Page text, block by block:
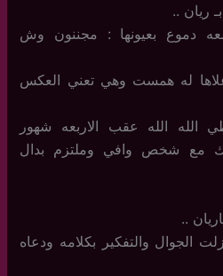
ريان ..
دموع بعيونها : مجننون وش
له همست وهي تعني العكس
الله عقب الاربعه شهور
مع شخص وافي وملتزم بدال
..
الجوال والتفكير بكلامه ودعاه